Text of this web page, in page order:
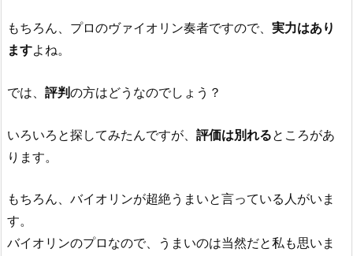
もちろん、プロのヴァイオリン奏者ですので、 実力はあり
ますよね。
では、 評判の方はどうなのでしょう？
いろいろと探してみたんですが、 評価は別れるところがあ
ります。
もちろん、バイオリンが超絶うまいと言っている人がいま
す。
バイオリンのプロなので、うまいのは当然だと私も思いま